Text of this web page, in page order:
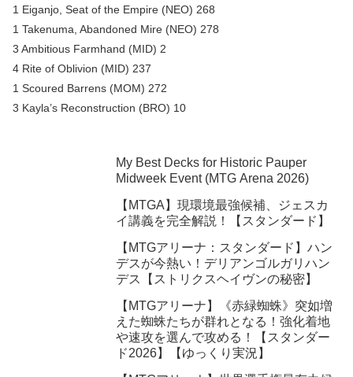
1 Eiganjo, Seat of the Empire (NEO) 268
1 Takenuma, Abandoned Mire (NEO) 278
3 Ambitious Farmhand (MID) 2
4 Rite of Oblivion (MID) 237
1 Scoured Barrens (MOM) 272
3 Kayla’s Reconstruction (BRO) 10
My Best Decks for Historic Pauper
Midweek Event (MTG Arena 2026)
【MTGA】現環境最強候補、ジェスカ
イ講義を完全解説！【スタンダード】
【MTGアリーナ：スタンダード】ハン
デスが今熱い！デリアンゴルガリハン
デス【ストリクスヘイヴンの秘密】
【MTGアリーナ】《赤緑蜘蛛》突如増
えた蜘蛛たちが群れとなる！強化着地
や速攻を選んで攻める！【スタンダー
ド2026】【ゆっくり実況】